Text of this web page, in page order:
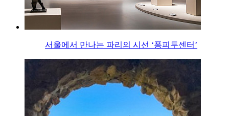
서울에서 만나는 파리의 시선 ‘퐁피두센터’